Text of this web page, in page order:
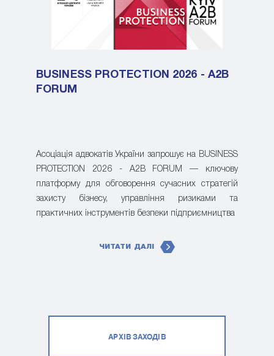
BUSINESS PROTECTION 2026 - A2B
FORUM
Асоціація адвокатів України запрошує на BUSINESS
PROTECTION 2026 - A2B FORUM — ключову
платформу для обговорення сучасних стратегій
захисту бізнесу, управління ризиками та
практичних інструментів безпеки підприємництва
ЧИТАТИ ДАЛІ
АРХІВ ЗАХОДІВ